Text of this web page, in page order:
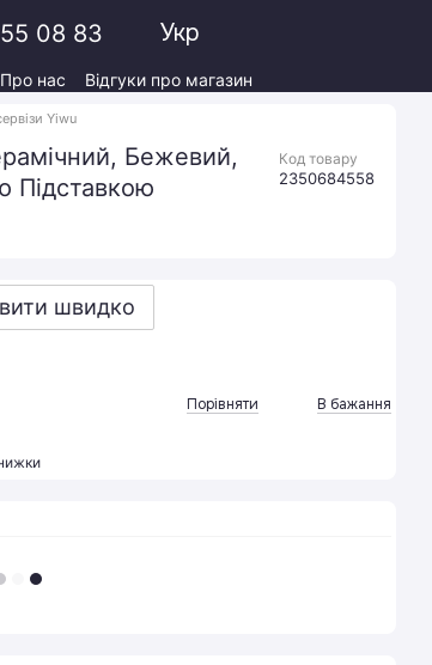
08 83 Укр
Про нас Відгуки про магазин
Yiwu
Бежевий,
Підставкою
Код товару
2350684558
швидко
Порівняти В бажання